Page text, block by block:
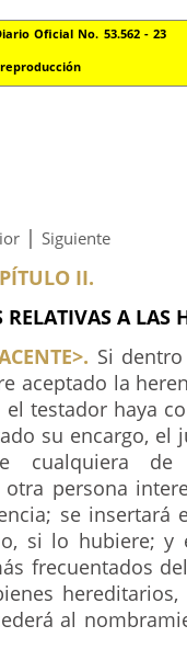
Oficial No. 53.562 - 23
| Siguiente
II.
RELATIVAS A LAS
Si
aceptado la
testador haya
su encargo, el
cualquiera
persona
se insertará
si lo hubiere; y
frecuentados
al